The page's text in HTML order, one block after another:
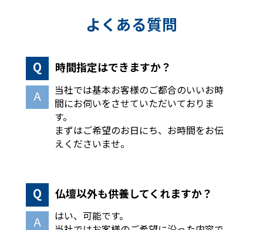
よくある質問
時間指定はできますか？
当社では基本お客様のご都合のいいお時
間にお伺いをさせていただいておりま
す。
まずはご希望のお日にち、お時間をお伝
えくださいませ。
仏壇以外も供養してくれますか？
はい、可能です。